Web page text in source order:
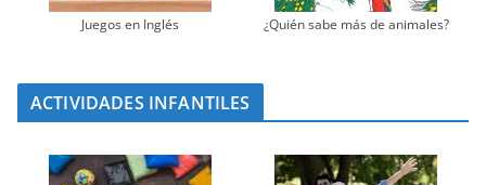
Juegos en Inglés ¿Quién sabe más de animales?
ACTIVIDADES INFANTILES